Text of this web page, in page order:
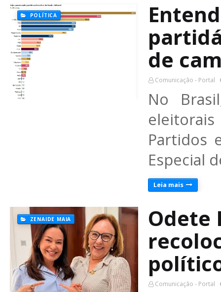
POLÍTICA
de
Comunicação - Portal
No
Partidos
Especial
Leia mais
ZENAIDE MAIA
Odete
Comunicação - Portal